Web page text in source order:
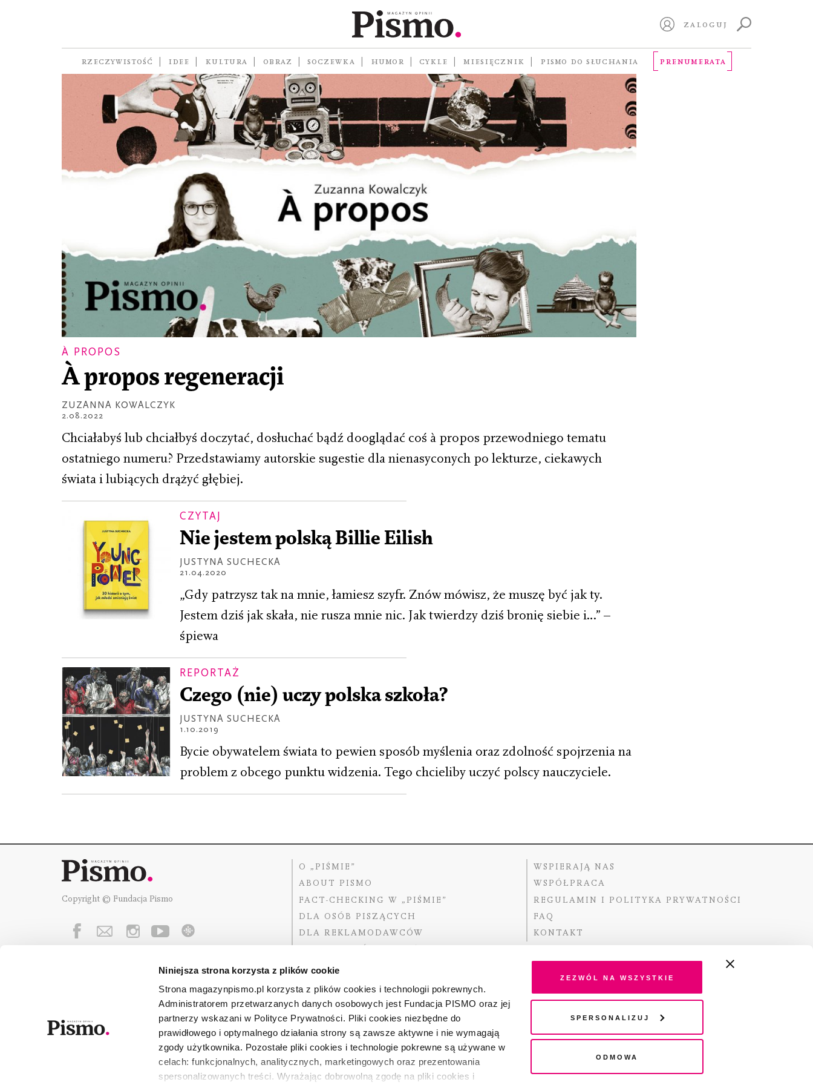
Niniejsza strona korzysta z plików cookie
Strona magazynpismo.pl korzysta z plików cookies i technologii pokrewnych.
Administratorem przetwarzanych danych osobowych jest Fundacja PISMO oraz jej
partnerzy wskazani w Polityce Prywatności. Pliki cookies niezbędne do
prawidłowego i optymalnego działania strony są zawsze aktywne i nie wymagają
zgody użytkownika. Pozostałe pliki cookies i technologie pokrewne są używane w
celach: funkcjonalnych, analitycznych, marketingowych oraz prezentowania
spersonalizowanych treści. Wyrażając dobrowolną zgodę na pliki cookies i
Zezwól na wszystkie
Spersonalizuj
Odmowa
ZALOGUJ
RZECZYWISTOŚĆ IDEE KULTURA OBRAZ SOCZEWKA HUMOR CYKLE MIESIĘCZNIK PISMO DO SŁUCHANIA PRENUMERATA
À PROPOS
À propos regeneracji
ZUZANNA KOWALCZYK
2.08.2022
Chciałabyś lub chciałbyś doczytać, dosłuchać bądź dooglądać coś à propos przewodniego tematu
ostatniego numeru? Przedstawiamy autorskie sugestie dla nienasyconych po lekturze, ciekawych
świata i lubiących drążyć głębiej.
CZYTAJ
Nie jestem polską Billie Eilish
JUSTYNA SUCHECKA
21.04.2020
„Gdy patrzysz tak na mnie, łamiesz szyfr. Znów mówisz, że muszę być jak ty.
Jestem dziś jak skała, nie rusza mnie nic. Jak twierdzy dziś bronię siebie i…” –
śpiewa
REPORTAŻ
Czego (nie) uczy polska szkoła?
JUSTYNA SUCHECKA
1.10.2019
Bycie obywatelem świata to pewien sposób myślenia oraz zdolność spojrzenia na
problem z obcego punktu widzenia. Tego chcieliby uczyć polscy nauczyciele.
Copyright © Fundacja Pismo
O „PIŚMIE”
ABOUT PISMO
FACT-CHECKING W „PIŚMIE”
DLA OSÓB PISZĄCYCH
DLA REKLAMODAWCÓW
WSPIERAJĄ NAS
WSPÓŁPRACA
REGULAMIN I POLITYKA PRYWATNOŚCI
FAQ
KONTAKT
Fundację Pismowspierają:
Dofinansowano ze środków Ministra Kultury i Dziedzictwa
Narodowego pochodzących z Funduszu Promocji Kultury –